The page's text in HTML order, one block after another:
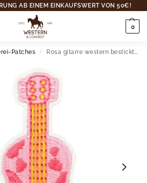
AB EINEM EINKAUFSWERT VON 50€!
0
Patches / Rosa gitarre western bestickter aufnäher